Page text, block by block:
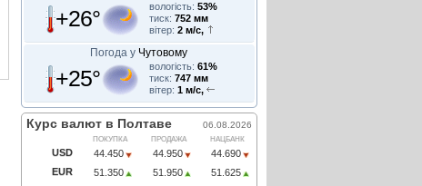
+26° вологість: 53%
тиск: 752 мм
вітер: 2 м/с,
Погода у Чутовому
+25° вологість: 61%
тиск: 747 мм
вітер: 1 м/с,